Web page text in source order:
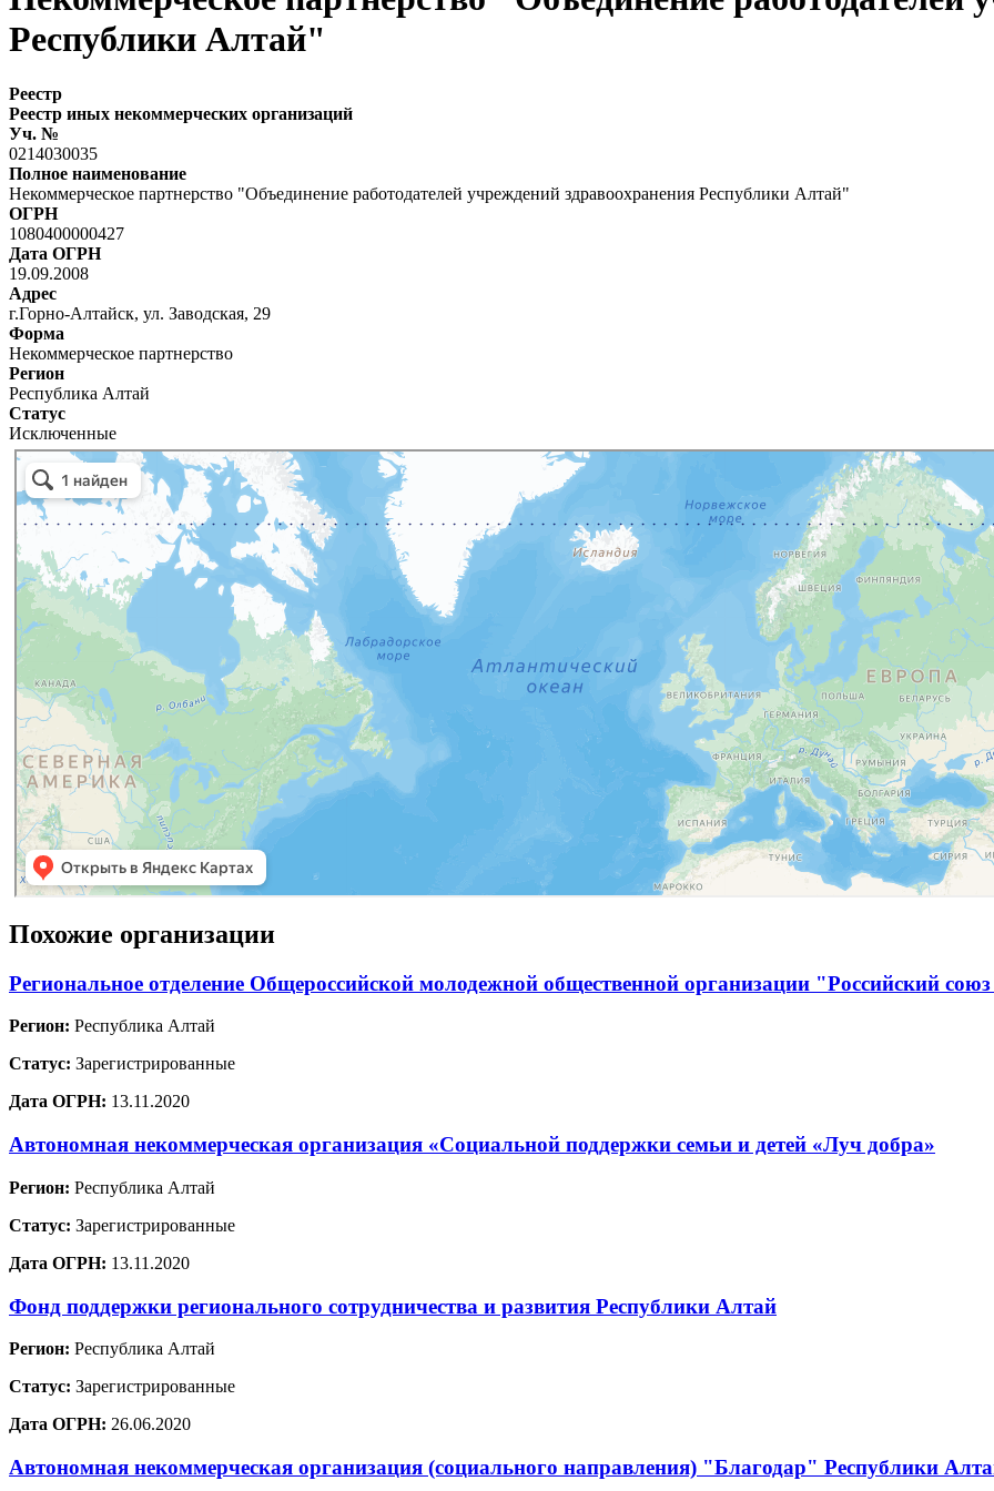
Республики Алтай"
Реестр
Реестр иных некоммерческих организаций
Уч. №
0214030035
Полное наименование
Некоммерческое партнерство "Объединение работодателей учреждений здравоохранения Республики Алтай"
ОГРН
1080400000427
Дата ОГРН
19.09.2008
Адрес
г.Горно-Алтайск, ул. Заводская, 29
Форма
Некоммерческое партнерство
Регион
Республика Алтай
Статус
Исключенные
Похожие организации
Региональное отделение Общероссийской молодежной общественной организации "Российский
Регион: Республика Алтай
Статус: Зарегистрированные
Дата ОГРН: 13.11.2020
Автономная некоммерческая организация «Социальной поддержки семьи и детей «Луч добра»
Регион: Республика Алтай
Статус: Зарегистрированные
Дата ОГРН: 13.11.2020
Фонд поддержки регионального сотрудничества и развития Республики Алтай
Регион: Республика Алтай
Статус: Зарегистрированные
Дата ОГРН: 26.06.2020
Автономная некоммерческая организация (социального направления) "Благодар" Республики